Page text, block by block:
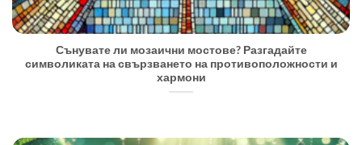
Сънувате ли мозаични мостове? Разгадайте
символиката на свързването на противоположности и
хармони